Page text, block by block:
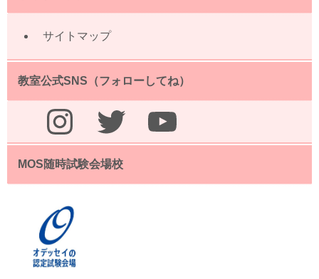
サイトマップ
教室公式SNS（フォローしてね）
Instagram Twitter YouTube
MOS随時試験会場校